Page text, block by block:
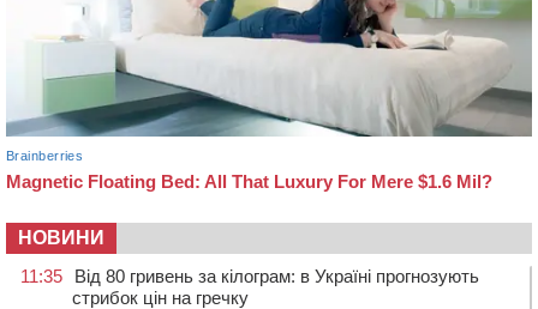
НОВИНИ
11:35
Від 80 гривень за кілограм: в Україні прогнозують
стрибок цін на гречку